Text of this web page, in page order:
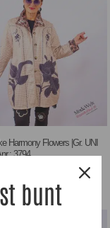
Harmony Flowers |Gr. UNI
3794
bunt